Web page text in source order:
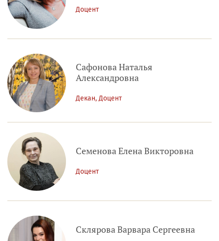
Доцент
Сафонова Наталья
Александровна
Декан, Доцент
Семенова Елена Викторовна
Доцент
Склярова Варвара Сергеевна